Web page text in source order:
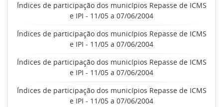
Índices de participação dos municípios Repasse de ICMS
e IPI - 11/05 a 07/06/2004
Índices de participação dos municípios Repasse de ICMS
e IPI - 11/05 a 07/06/2004
Índices de participação dos municípios Repasse de ICMS
e IPI - 11/05 a 07/06/2004
Índices de participação dos municípios Repasse de ICMS
e IPI - 11/05 a 07/06/2004